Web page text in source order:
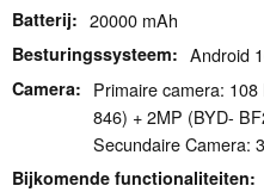
Batterij 20000 mAh
Besturingssysteem Android
Camera
Primaire camera:
846) + 2MP (BYD-
Secundaire Camera:
Bijkomende functionaliteiten